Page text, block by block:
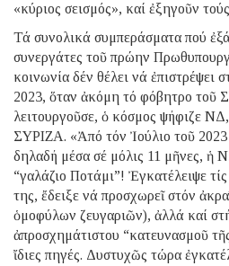
«κύριος σεισμός», καί ἐξηγοῦν
Τά συνολικά συμπεράσματα πού
συνεργάτες τοῦ πρώην
κοινωνία δέν θέλει νά
2023, ὅταν ἀκόμη τό φόβητρο τοῦ
λειτουργοῦσε, ὁ κόσμος ψήφιζε
ΣΥΡΙΖΑ. «Ἀπό τόν Ἰούλιο τοῦ 2023
δηλαδή μέσα σέ μόλις 11 μῆνες, ἡ
“γαλάζιο Ποτάμι”! Ἐγκατέλειψε
της, ἔδειξε νά προσχωρεῖ στόν
ὁμοφύλων ζευγαριῶν), ἀλλά καί
ἀπροσχημάτιστου “κατευνασμοῦ
ἴδιες πηγές. Δυστυχῶς τώρα